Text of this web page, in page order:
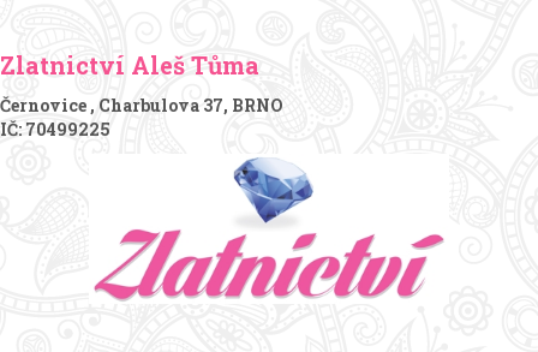
Zlatnictví Aleš Tůma
Černovice , Charbulova 37, BRNO
IČ: 70499225